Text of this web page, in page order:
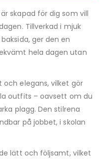
är skapad för dig som vill
Tillverkad i mjuk
ger den en
hela dagen utan
och elegans, vilket gör
outfits – oavsett om du
plagg. Den stilrena
på jobbet, i skolan
lätt och följsamt, vilket